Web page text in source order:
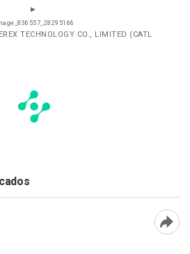
TECHNOLOGY CO., LIMITED (CATL